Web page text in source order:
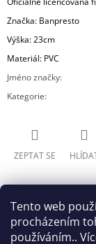
Tento web
procházením
používáním..
Značka: Banpresto
Výška: 23cm
Materiál: PVC
Jméno značky:
Kategorie:
ZEPTAT SE